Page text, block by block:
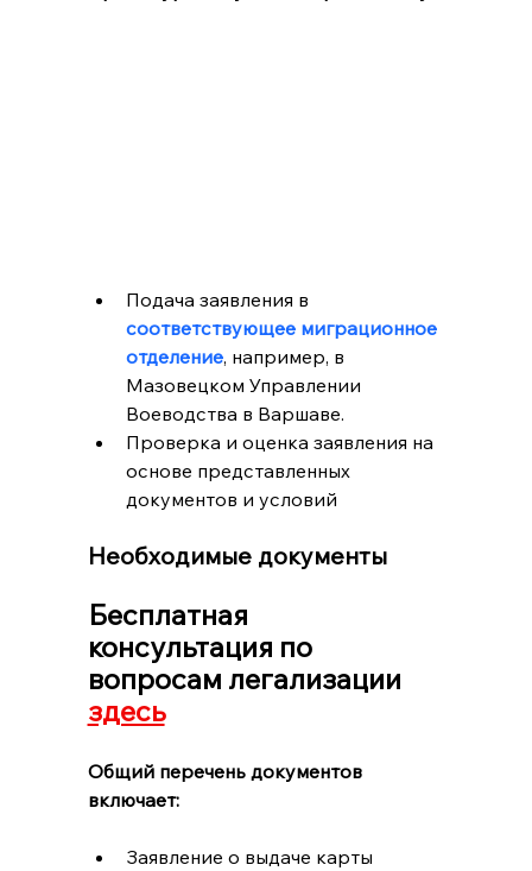
Подача заявления в
соответствующее миграционное
отделение, например, в
Мазовецком Управлении
Воеводства в Варшаве.
Проверка и оценка заявления на
основе представленных
документов и условий
Необходимые документы
Бесплатная
консультация по
вопросам легализации
здесь
Общий перечень документов
включает:
Заявление о выдаче карты